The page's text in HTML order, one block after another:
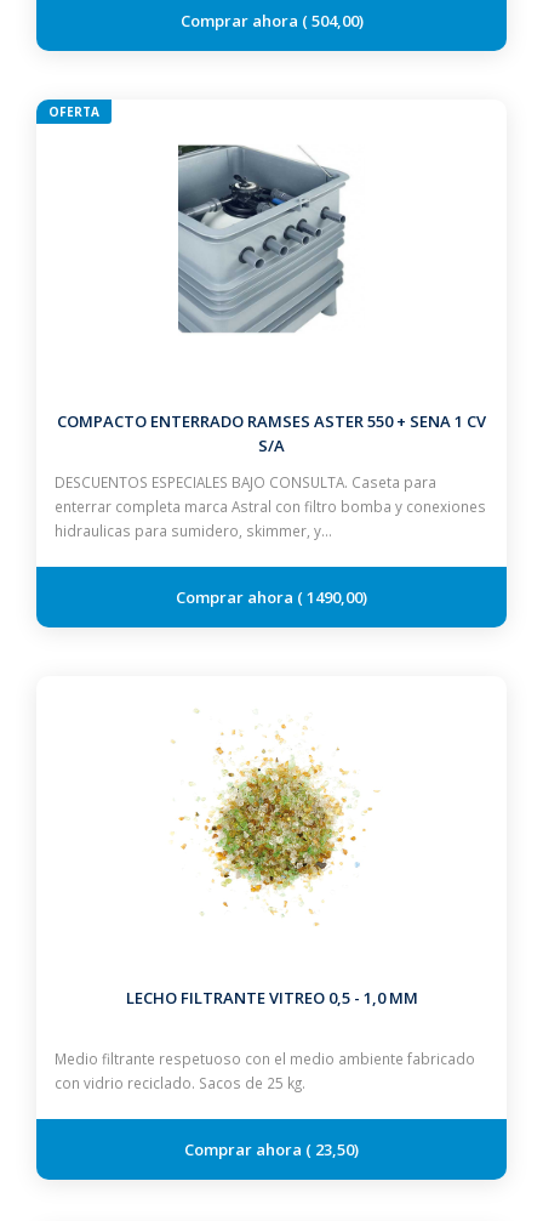
504,00
OFERTA
COMPACTO ENTERRADO RAMSES ASTER 550 + SENA 1 CV
S/A
DESCUENTOS ESPECIALES BAJO CONSULTA. Caseta para
enterrar completa marca Astral con filtro bomba y conexiones
hidraulicas para sumidero, skimmer, y…
1490,00
LECHO FILTRANTE VITREO 0,5 - 1,0 MM
Medio filtrante respetuoso con el medio ambiente fabricado
con vidrio reciclado. Sacos de 25 kg.
23,50